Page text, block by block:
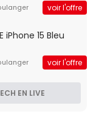
voir l'offre
iPhone 15 Bleu
voir l'offre
EN LIVE